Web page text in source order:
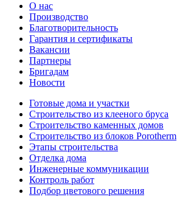
О нас
Производство
Благотворительность
Гарантия и сертификаты
Вакансии
Партнеры
Бригадам
Новости
Готовые дома и участки
Строительство из клееного бруса
Строительство каменных домов
Строительство из блоков Porotherm
Этапы строительства
Отделка дома
Инженерные коммуникации
Контроль работ
Подбор цветового решения